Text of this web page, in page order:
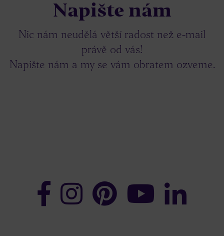
Napište nám
Nic nám neudělá větší radost než e-mail
právě od vás!
Napište nám a my se vám obratem ozveme.